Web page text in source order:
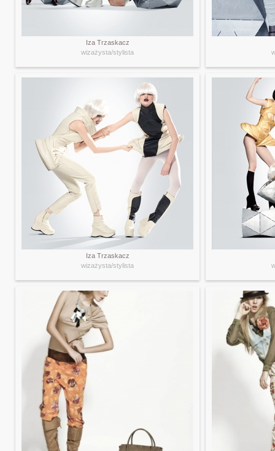
Iza Trzaskacz
wizażysta/stylista
Iza Trzaskacz
wizażysta/stylista